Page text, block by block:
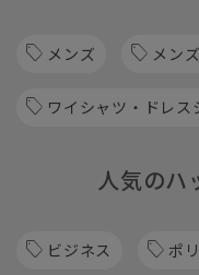
メンズ メン
ワイシャツ・ドレ
人気のハ
ビジネス ポ